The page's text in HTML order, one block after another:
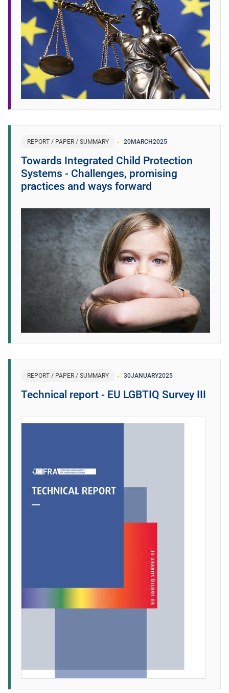
REPORT / PAPER / SUMMARY 20MARCH2025
Towards Integrated Child Protection
Systems - Challenges, promising
practices and ways forward
REPORT / PAPER / SUMMARY 30JANUARY2025
Technical report - EU LGBTIQ Survey III